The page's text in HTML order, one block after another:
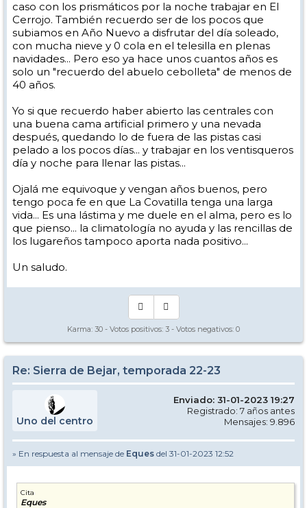
caso con los prismáticos por la noche trabajar en El
Cerrojo. También recuerdo ser de los pocos que
subiamos en Año Nuevo a disfrutar del día soleado,
con mucha nieve y 0 cola en el telesilla en plenas
navidades... Pero eso ya hace unos cuantos años es
solo un "recuerdo del abuelo cebolleta" de menos de
40 años.
Yo si que recuerdo haber abierto las centrales con
una buena cama artificial primero y una nevada
después, quedando lo de fuera de las pistas casi
pelado a los pocos días... y trabajar en los ventisqueros
día y noche para llenar las pistas...
Ojalá me equivoque y vengan años buenos, pero
tengo poca fe en que La Covatilla tenga una larga
vida... Es una lástima y me duele en el alma, pero es lo
que pienso... la climatología no ayuda y las rencillas de
los lugareños tampoco aporta nada positivo...
Un saludo.
Karma: 30 - Votos positivos: 3 - Votos negativos: 0
Re: Sierra de Bejar, temporada 22-23
Uno del centro
Enviado: 31-01-2023 19:27
Registrado: 7 años antes
Mensajes: 9.896
» En respuesta al mensaje de Eques del 31-01-2023 12:52
Cita
Eques